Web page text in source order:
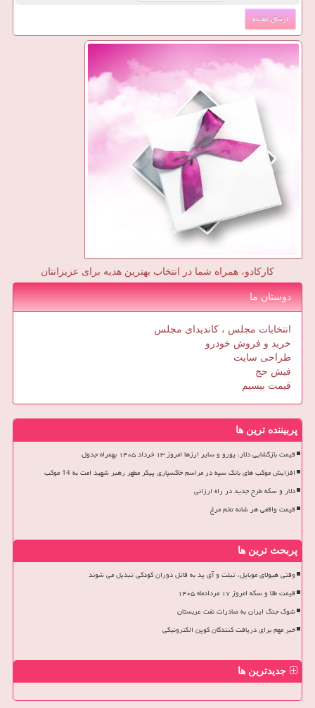
کارکادو، همراه شما در انتخاب بهترین هدیه برای عزیزانتان
دوستان ما
انتخابات مجلس ، کاندیدای مجلس
خرید و فروش خودرو
طراحی سایت
فیش حج
قیمت بیسیم
پربیننده ترین ها
قیمت بازگشایی دلار، یورو و سایر ارزها امروز ۱۳ خرداد ۱۴۰۵ بهمراه جدول
افزایش موکب های بانک سپه در مراسم خاکسپاری پیکر مطهر رهبر شهید امت به 14 موکب
دلار و سکه طرح جدید در راه ارزانی
قیمت واقعی هر شانه تخم مرغ
پربحث ترین ها
وقتی هیولای موبایل، تبلت و آی پد به قاتل دوران کودکی تبدیل می شوند
قیمت طلا و سکه امروز ۱۷ مردادماه ۱۴۰۵
شوک جنگ ایران به صادرات نفت عربستان
خبر مهم برای دریافت کنندگان کوپن الکترونیکی
جدیدترین ها